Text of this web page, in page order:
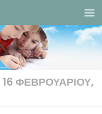
16 ΦΕΒΡΟΥΑΡΊΟΥ,